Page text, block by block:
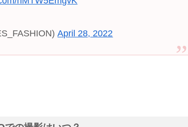
April 28, 2022